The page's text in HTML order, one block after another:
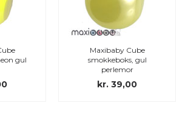
gul
Maxibaby Cube
smokkeboks, gul
perlemor
kr. 39,00